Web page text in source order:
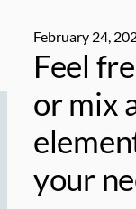
February 24,
Feel
or mix
your